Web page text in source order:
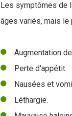
Les symptômes de
âges variés, mais le
Augmentation
Perte d'appétit.
Nausées et
Léthargie.